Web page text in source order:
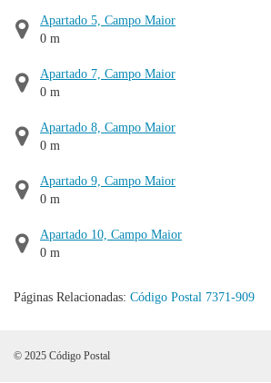
Apartado 5, Campo Maior
0 m
Apartado 7, Campo Maior
0 m
Apartado 8, Campo Maior
0 m
Apartado 9, Campo Maior
0 m
Apartado 10, Campo Maior
0 m
Páginas Relacionadas: Código Postal 7371-909
© 2025 Código Postal